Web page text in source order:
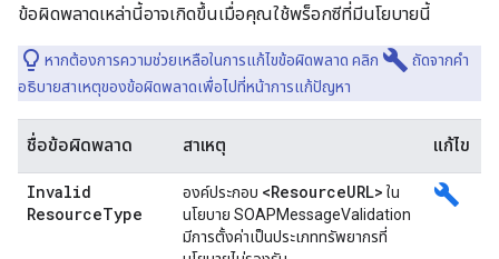
ข้อผิดพลาดเหล่านี้อาจเกิดขึ้นเมื่อคุณใช้พร็อกซีที่มีนโยบายนี้
หากต้องการความช่วยเหลือในการแก้ไขข้อผิดพลาด คลิก build ถัดจากคำ
อธิบายสาเหตุของข้อผิดพลาดเพื่อไปที่หน้าการแก้ปัญหา
ชื่อข้อผิดพลาด สาเหตุ แก้ไข
Invalid
ResourceType
องค์ประกอบ <ResourceURL> ใน
นโยบาย SOAPMessageValidation
มีการตั้งค่าเป็นประเภททรัพยากรที่
build